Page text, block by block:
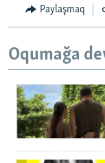
Paylaşmaq
Oqumağa